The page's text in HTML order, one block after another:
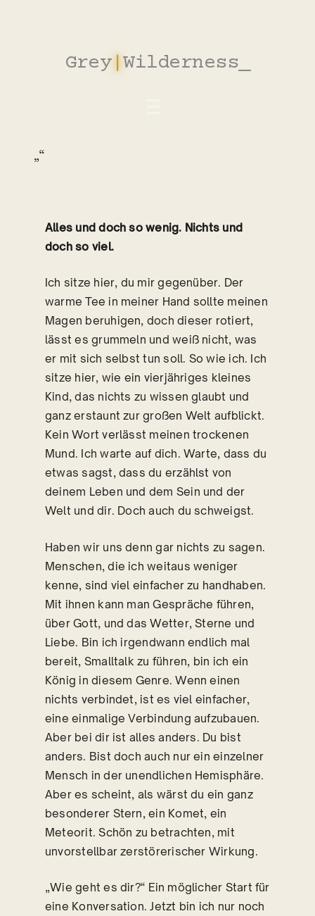
Grey|Wilderness
„“
Alles und doch so wenig. Nichts und
doch so viel.
Ich sitze hier, du mir gegenüber. Der
warme Tee in meiner Hand sollte meinen
Magen beruhigen, doch dieser rotiert,
lässt es grummeln und weiß nicht, was
er mit sich selbst tun soll. So wie ich. Ich
sitze hier, wie ein vierjähriges kleines
Kind, das nichts zu wissen glaubt und
ganz erstaunt zur großen Welt aufblickt.
Kein Wort verlässt meinen trockenen
Mund. Ich warte auf dich. Warte, dass du
etwas sagst, dass du erzählst von
deinem Leben und dem Sein und der
Welt und dir. Doch auch du schweigst.
Haben wir uns denn gar nichts zu sagen.
Menschen, die ich weitaus weniger
kenne, sind viel einfacher zu handhaben.
Mit ihnen kann man Gespräche führen,
über Gott, und das Wetter, Sterne und
Liebe. Bin ich irgendwann endlich mal
bereit, Smalltalk zu führen, bin ich ein
König in diesem Genre. Wenn einen
nichts verbindet, ist es viel einfacher,
eine einmalige Verbindung aufzubauen.
Aber bei dir ist alles anders. Du bist
anders. Bist doch auch nur ein einzelner
Mensch in der unendlichen Hemisphäre.
Aber es scheint, als wärst du ein ganz
besonderer Stern, ein Komet, ein
Meteorit. Schön zu betrachten, mit
unvorstellbar zerstörerischer Wirkung.
„Wie geht es dir?“ Ein möglicher Start für
eine Konversation. Jetzt bin ich nur noch